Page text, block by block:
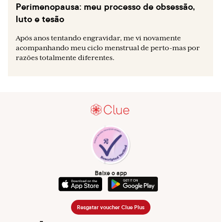
Perimenopausa: meu processo de obsessão,
luto e tesão
Após anos tentando engravidar, me vi novamente
acompanhando meu ciclo menstrual de perto-mas por
razões totalmente diferentes.
Baixe o app
Resgatar voucher Clue Plus